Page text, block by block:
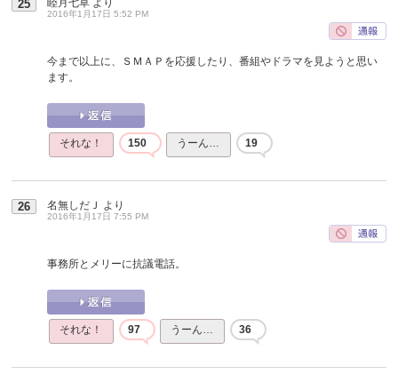
25
2016年1月17日 5:52 PM
今まで以上に、ＳＭＡＰを応援したり、番組やドラマを見ようと思い
ます。
それな！ 150 うーん… 19
26 名無しだＪ より
2016年1月17日 7:55 PM
事務所とメリーに抗議電話。
それな！ 97 うーん… 36